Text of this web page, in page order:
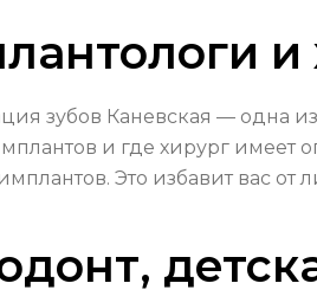
и
зубов Каневская — одна
и где хирург имеет
Это избавит вас от